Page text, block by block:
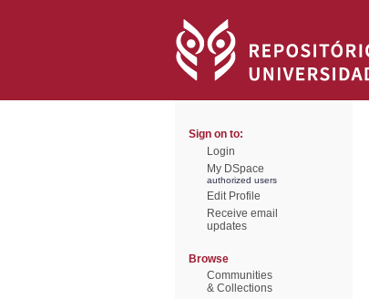
Sign on to:
Login
My DSpace
authorized users
Edit Profile
Receive email
updates
Browse
Communities
& Collections